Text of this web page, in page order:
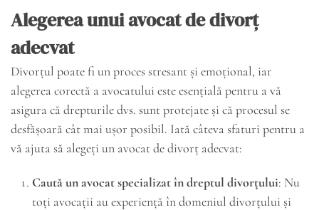
Alegerea unui avocat de divorț
adecvat
Divorțul poate fi un proces stresant și emoțional, iar
alegerea corectă a avocatului este esențială pentru a vă
asigura că drepturile dvs. sunt protejate și că procesul se
desfășoară cât mai ușor posibil. Iată câteva sfaturi pentru a
vă ajuta să alegeți un avocat de divorț adecvat:
Caută un avocat specializat în dreptul divorțului: Nu
toți avocații au experiență în domeniul divorțului și